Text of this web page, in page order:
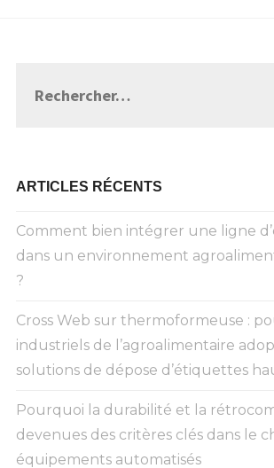
ARTICLES RÉCENTS
Comment bien intégrer une ligne
dans un environnement
?
Cross Web sur thermoformeuse :
industriels de l’agroalimentaire
solutions de dépose d’étiquettes
Pourquoi la durabilité et la
devenues des critères clés dans le
équipements automatisés